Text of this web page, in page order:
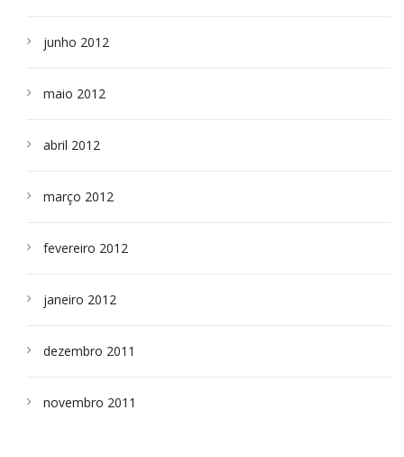
junho 2012
maio 2012
abril 2012
março 2012
fevereiro 2012
janeiro 2012
dezembro 2011
novembro 2011